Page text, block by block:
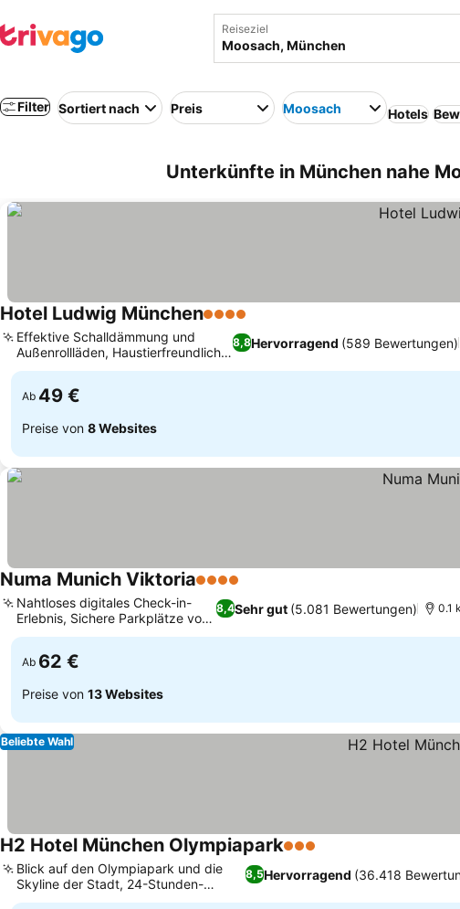
Reiseziel
Filter Sortiert nach Preis Moosach Hotels
Unterkünfte in München nahe
Hotel Ludwig München4 Sterne
8,8Hervorragend (589 Bewertungen)
Effektive Schalldämmung und
Außenrollläden, Haustierfreundliche
Unterkunft
Ab 49 €
Preise von 8 Websites
Numa Munich Viktoria4 Sterne
8,4Sehr gut (5.081 Bewertungen)
Nahtloses digitales Check-in-
Erlebnis, Sichere Parkplätze vor
Ort
0.1
Ab 62 €
Preise von 13 Websites
Beliebte Wahl
H2 Hotel München Olympiapark3 Sterne
8,5Hervorragend (36.418
Blick auf den Olympiapark und die
Skyline der Stadt, 24-Stunden-
Restaurant und Bistro